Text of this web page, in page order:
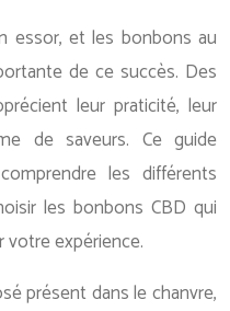
essor, et les bonbons au
de ce succès. Des
leur praticité, leur
de saveurs. Ce guide
les différents
les bonbons CBD qui
expérience.
présent dans le chanvre,